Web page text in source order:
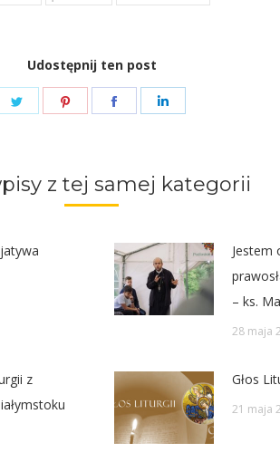
Udostępnij ten post
Share
Share
Share
z tej samej kategorii
Jestem
– ks.
28 maja
z
Głos
21 maja